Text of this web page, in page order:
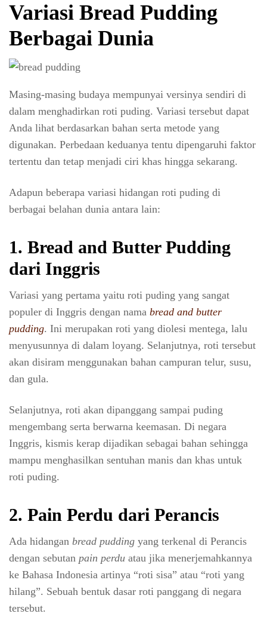
Variasi Bread Pudding
Berbagai Dunia
Masing-masing budaya mempunyai versinya sendiri di
dalam menghadirkan roti puding. Variasi tersebut dapat
Anda lihat berdasarkan bahan serta metode yang
digunakan. Perbedaan keduanya tentu dipengaruhi faktor
tertentu dan tetap menjadi ciri khas hingga sekarang.
Adapun beberapa variasi hidangan roti puding di
berbagai belahan dunia antara lain:
1. Bread and Butter Pudding
dari Inggris
Variasi yang pertama yaitu roti puding yang sangat
populer di Inggris dengan nama bread and butter
pudding. Ini merupakan roti yang diolesi mentega, lalu
menyusunnya di dalam loyang. Selanjutnya, roti tersebut
akan disiram menggunakan bahan campuran telur, susu,
dan gula.
Selanjutnya, roti akan dipanggang sampai puding
mengembang serta berwarna keemasan. Di negara
Inggris, kismis kerap dijadikan sebagai bahan sehingga
mampu menghasilkan sentuhan manis dan khas untuk
roti puding.
2. Pain Perdu dari Perancis
Ada hidangan bread pudding yang terkenal di Perancis
dengan sebutan pain perdu atau jika menerjemahkannya
ke Bahasa Indonesia artinya “roti sisa” atau “roti yang
hilang”. Sebuah bentuk dasar roti panggang di negara
tersebut.